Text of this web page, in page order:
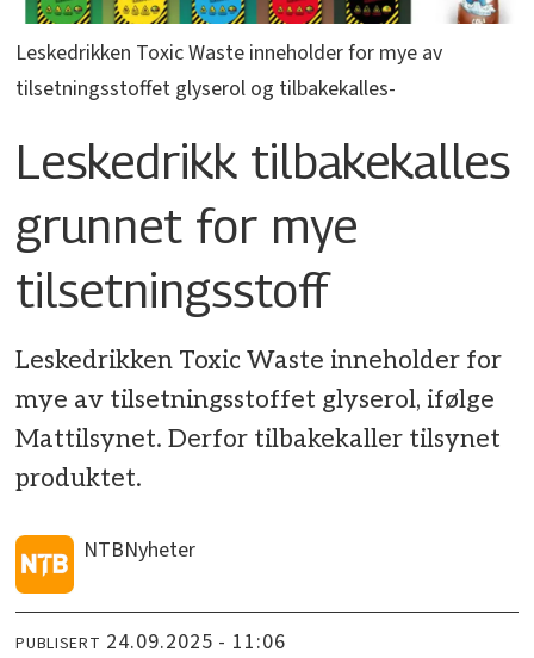
Leskedrikken Toxic Waste inneholder for mye av
tilsetningsstoffet glyserol og tilbakekalles-
Leskedrikk tilbakekalles
grunnet for mye
tilsetningsstoff
Leskedrikken Toxic Waste inneholder for
mye av tilsetningsstoffet glyserol, ifølge
Mattilsynet. Derfor tilbakekaller tilsynet
produktet.
NTBNyheter
PUBLISERT 24.09.2025 - 11:06